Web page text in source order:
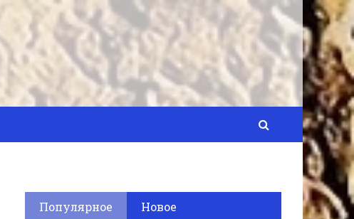
Популярное Новое